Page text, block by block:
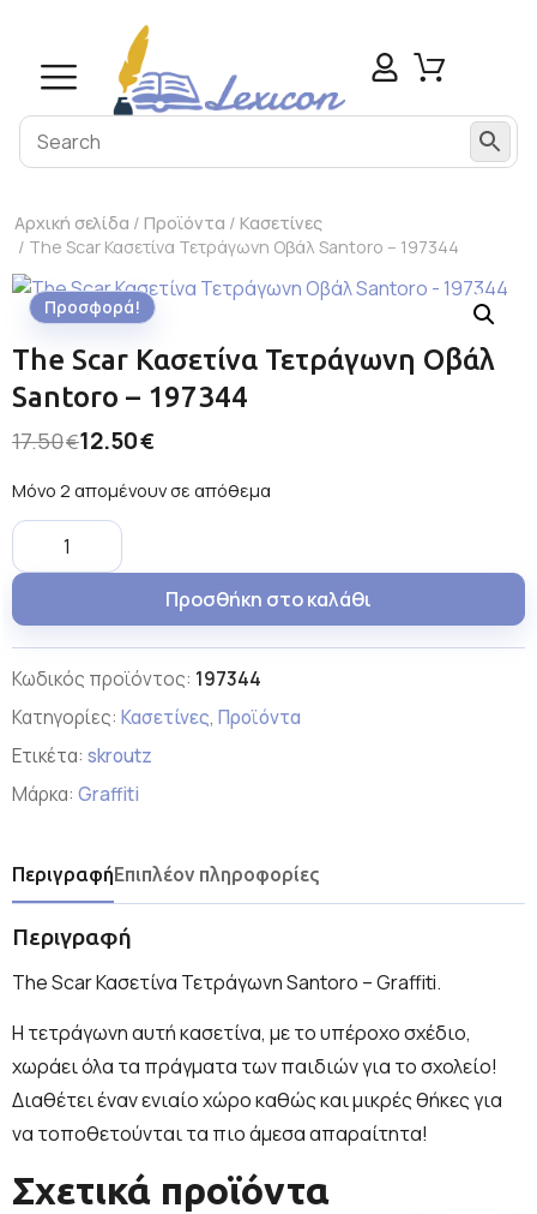
Αρχική σελίδα / Προϊόντα / Κασετίνες
/ The Scar Κασετίνα Τετράγωνη Οβάλ Santoro – 197344
Προσφορά!
The Scar Κασετίνα Τετράγωνη Οβάλ
Santoro – 197344
17.50€12.50€
Μόνο 2 απομένουν σε απόθεμα
Προσθήκη στο καλάθι
Κωδικός προϊόντος: 197344
Κατηγορίες: Κασετίνες, Προϊόντα
Ετικέτα: skroutz
Μάρκα: Graffiti
ΠεριγραφήΕπιπλέον πληροφορίες
Περιγραφή
The Scar Κασετίνα Τετράγωνη Santoro – Graffiti.
Η τετράγωνη αυτή κασετίνα, με το υπέροχο σχέδιο,
χωράει όλα τα πράγματα των παιδιών για το σχολείο!
Διαθέτει έναν ενιαίο χώρο καθώς και μικρές θήκες για
να τοποθετούνται τα πιο άμεσα απαραίτητα!
Σχετικά προϊόντα